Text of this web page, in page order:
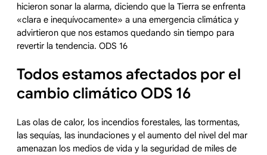
hicieron sonar la alarma, diciendo que la Tierra se enfrenta
«clara e inequívocamente» a una emergencia climática y
advirtieron que nos estamos quedando sin tiempo para
revertir la tendencia. ODS 16
Todos estamos afectados por el
cambio climático ODS 16
Las olas de calor, los incendios forestales, las tormentas,
las sequías, las inundaciones y el aumento del nivel del mar
amenazan los medios de vida y la seguridad de miles de